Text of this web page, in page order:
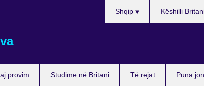
provim Studime në Britani Të rejat Puna
Shqip Këshilli